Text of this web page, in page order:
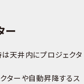
ー
天井内にプロジェクタ
ターや自動昇降するス